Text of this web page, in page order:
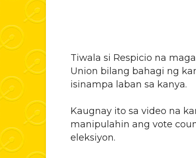
Tiwala si Respicio na
Union bilang bahagi ng
isinampa laban sa kanya.
Kaugnay ito sa video na
manipulahin ang vote
eleksiyon.